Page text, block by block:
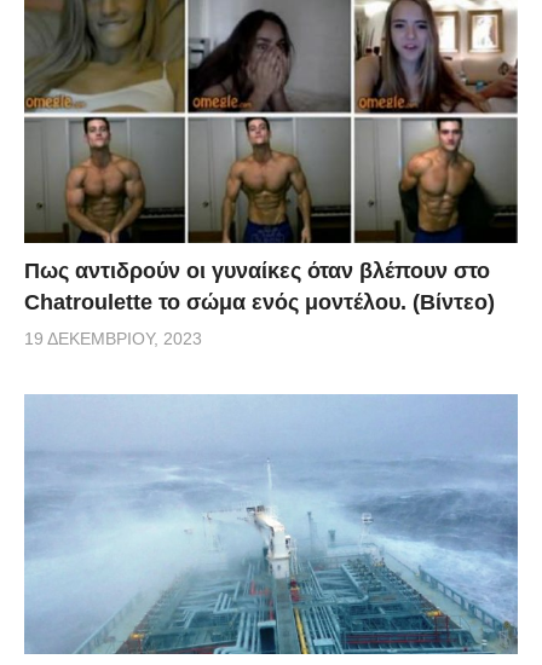
Πως αντιδρούν οι γυναίκες όταν βλέπουν στο
Chatroulette το σώμα ενός μοντέλου. (Βίντεο)
19 ΔΕΚΕΜΒΡΊΟΥ, 2023